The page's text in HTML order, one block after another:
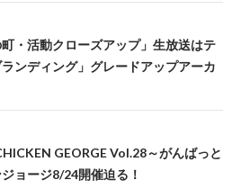
・活動クローズアップ」生放送はテ
ンディング」グレードアップアーカ
GEORGE Vol.28～がんばっと
ョージ8/24開催迫る！